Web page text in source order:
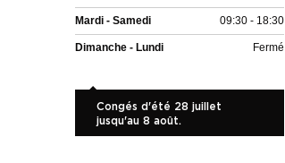
Mardi - Samedi 09:30 - 18:30
Dimanche - Lundi Fermé
Congés d'été 28 juillet
jusqu'au 8 août.